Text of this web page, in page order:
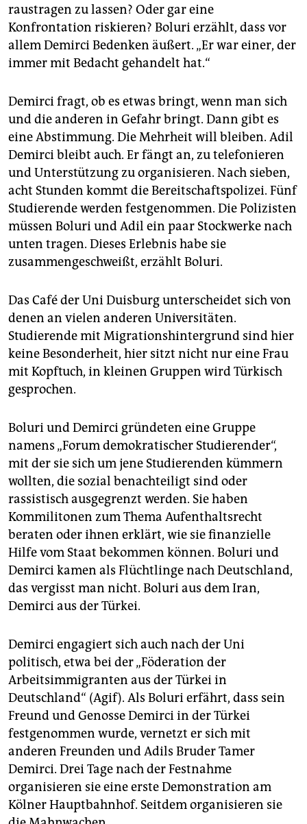
raustragen zu lassen? Oder gar eine
Konfrontation riskieren? Boluri erzählt, dass vor
allem Demirci Bedenken äußert. „Er war einer, der
immer mit Bedacht gehandelt hat.“
Demirci fragt, ob es etwas bringt, wenn man sich
und die anderen in Gefahr bringt. Dann gibt es
eine Abstimmung. Die Mehrheit will bleiben. Adil
Demirci bleibt auch. Er fängt an, zu telefonieren
und Unterstützung zu organisieren. Nach sieben,
acht Stunden kommt die Bereitschaftspolizei. Fünf
Studierende werden festgenommen. Die Polizisten
müssen Boluri und Adil ein paar Stockwerke nach
unten tragen. Dieses Erlebnis habe sie
zusammengeschweißt, erzählt Boluri.
Das Café der Uni Duisburg unterscheidet sich von
denen an vielen anderen Universitäten.
Studierende mit Migrationshintergrund sind hier
keine Besonderheit, hier sitzt nicht nur eine Frau
mit Kopftuch, in kleinen Gruppen wird Türkisch
gesprochen.
Boluri und Demirci gründeten eine Gruppe
namens „Forum demokratischer Studierender“,
mit der sie sich um jene Studierenden kümmern
wollten, die sozial benachteiligt sind oder
rassistisch ausgegrenzt werden. Sie haben
Kommilitonen zum Thema Aufenthaltsrecht
beraten oder ihnen erklärt, wie sie finanzielle
Hilfe vom Staat bekommen können. Boluri und
Demirci kamen als Flüchtlinge nach Deutschland,
das vergisst man nicht. Boluri aus dem Iran,
Demirci aus der Türkei.
Demirci engagiert sich auch nach der Uni
politisch, etwa bei der „Föderation der
Arbeitsimmigranten aus der Türkei in
Deutschland“ (Agif). Als Boluri erfährt, dass sein
Freund und Genosse Demirci in der Türkei
festgenommen wurde, vernetzt er sich mit
anderen Freunden und Adils Bruder Tamer
Demirci. Drei Tage nach der Festnahme
organisieren sie eine erste Demonstration am
Kölner Hauptbahnhof. Seitdem organisieren sie